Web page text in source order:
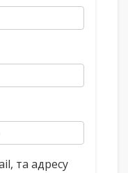
та адресу